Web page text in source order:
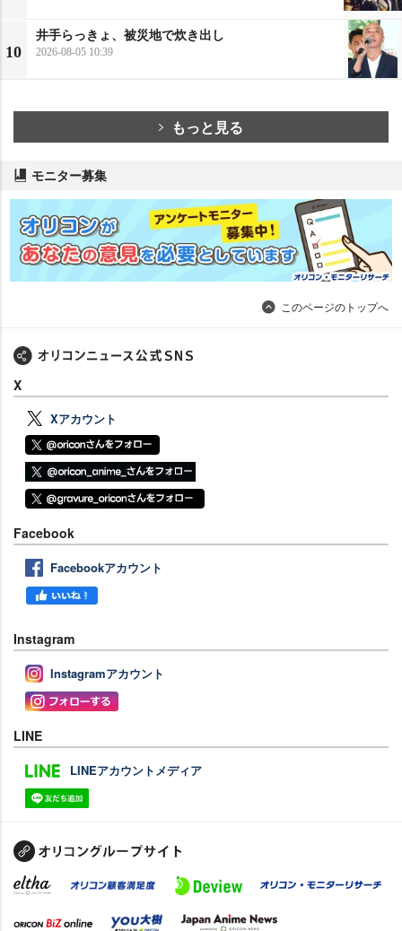
10
井手らっきょ、被災地で炊き出し
2026-08-05 10:39
もっと見る
モニター募集
このページのトップへ
X
Xアカウント
Facebook
Facebookアカウント
Instagram
Instagramアカウント
LINE
LINEアカウントメディア